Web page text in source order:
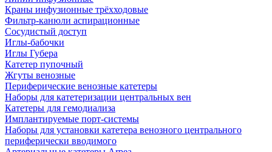
Краны инфузионные трёхходовые
Фильтр-канюли аспирационные
Сосудистый доступ
Иглы-бабочки
Иглы Губера
Катетер пупочный
Жгуты венозные
Периферические венозные катетеры
Наборы для катетеризации центральных вен
Катетеры для гемодиализа
Имплантируемые порт‑системы
Наборы для установки катетера венозного центрального
периферически вводимого